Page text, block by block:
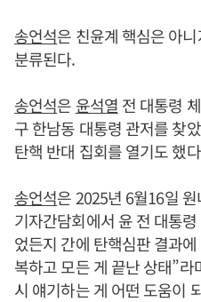
송언석은 친윤계 핵심은 아
분류된다.
송언석은 윤석열 전 대통령
구 한남동 대통령 관저를 찾
탄핵 반대 집회를 열기도 했
송언석은 2025년 6월16일
기자간담회에서 윤 전 대통
었든지 간에 탄핵심판 결과
복하고 모든 게 끝난 상태”
시 얘기하는 게 어떤 도움이